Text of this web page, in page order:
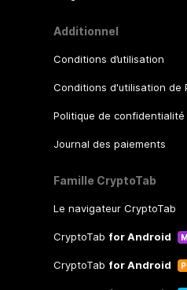
Additionnel
Conditions d’utilisation
Conditions d'utilisation de
Politique de confidentialité
Journal des paiements
Famille CryptoTab
Le navigateur CryptoTab
CryptoTab for Android
CryptoTab for Android